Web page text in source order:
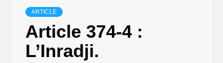
ARTICLE
Article 374-4 :
L’Inradji.